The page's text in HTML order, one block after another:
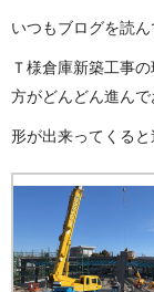
いつもブログを読
Ｔ様倉庫新築工事
方がどんどん進んで
形が出来ってくると